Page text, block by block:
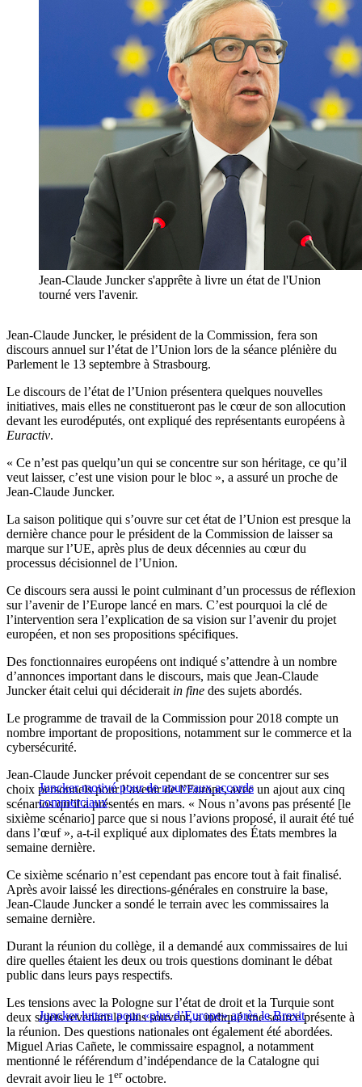
Jean-Claude Juncker s'apprête à livre un état de l'Union
tourné vers l'avenir.
Jean-Claude Juncker, le président de la Commission, fera son
discours annuel sur l’état de l’Union lors de la séance plénière du
Parlement le 13 septembre à Strasbourg.
Le discours de l’état de l’Union présentera quelques nouvelles
initiatives, mais elles ne constitueront pas le cœur de son allocution
devant les eurodéputés, ont expliqué des représentants européens à
Euractiv.
« Ce n’est pas quelqu’un qui se concentre sur son héritage, ce qu’il
veut laisser, c’est une vision pour le bloc », a assuré un proche de
Jean-Claude Juncker.
La saison politique qui s’ouvre sur cet état de l’Union est presque la
dernière chance pour le président de la Commission de laisser sa
marque sur l’UE, après plus de deux décennies au cœur du
processus décisionnel de l’Union.
Ce discours sera aussi le point culminant d’un processus de réflexion
sur l’avenir de l’Europe lancé en mars. C’est pourquoi la clé de
l’intervention sera l’explication de sa vision sur l’avenir du projet
européen, et non ses propositions spécifiques.
Des fonctionnaires européens ont indiqué s’attendre à un nombre
d’annonces important dans le discours, mais que Jean-Claude
Juncker était celui qui déciderait in fine des sujets abordés.
Le programme de travail de la Commission pour 2018 compte un
nombre important de propositions, notamment sur le commerce et la
cybersécurité.
Juncker motivé pour de nouveaux accords
commerciaux
Jean-Claude Juncker prévoit cependant de se concentrer sur ses
choix personnels pour l’avenir de l’Europe, avec un ajout aux cinq
scénarios qu’il a présentés en mars. « Nous n’avons pas présenté [le
sixième scénario] parce que si nous l’avions proposé, il aurait été tué
dans l’œuf », a-t-il expliqué aux diplomates des États membres la
semaine dernière.
Ce sixième scénario n’est cependant pas encore tout à fait finalisé.
Après avoir laissé les directions-générales en construire la base,
Jean-Claude Juncker a sondé le terrain avec les commissaires la
semaine dernière.
Durant la réunion du collège, il a demandé aux commissaires de lui
dire quelles étaient les deux ou trois questions dominant le débat
public dans leurs pays respectifs.
Juncker luttera pour «plus d’Europe» après le Brexit
Les tensions avec la Pologne sur l’état de droit et la Turquie sont
deux sujets revenant le plus souvent, a indiqué une source présente à
la réunion. Des questions nationales ont également été abordées.
Miguel Arias Cañete, le commissaire espagnol, a notamment
mentionné le référendum d’indépendance de la Catalogne qui
devrait avoir lieu le 1eroctobre.